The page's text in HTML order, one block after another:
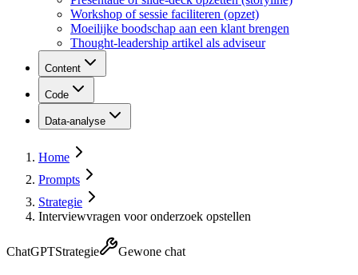
Workshop of sessie faciliteren (opzet)
Moeilijke boodschap aan een klant brengen
Thought-leadership artikel als adviseur
Content
Code
Data-analyse
Home
Prompts
Strategie
Interviewvragen voor onderzoek opstellen
ChatGPTStrategie Gewone chat